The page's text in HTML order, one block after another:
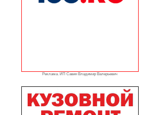
Реклама. ИП Савин Владимир Валерьевич